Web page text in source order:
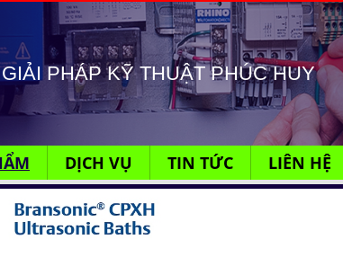
PHÁP KỸ THUẬT PHÚC HUY
DỊCH VỤ TIN TỨC LIÊN HỆ